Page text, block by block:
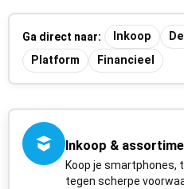
Ga direct naar: Inkoop
Platform
Financieel
Inkoop &
Koop je smartphones,
tegen scherpe